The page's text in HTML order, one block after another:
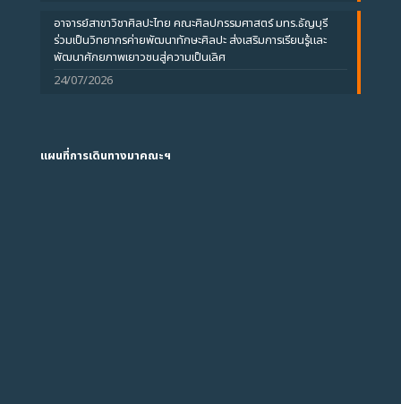
อาจารย์สาขาวิชาศิลปะไทย คณะศิลปกรรมศาสตร์ มทร.ธัญบุรี
ร่วมเป็นวิทยากรค่ายพัฒนาทักษะศิลปะ ส่งเสริมการเรียนรู้และ
พัฒนาศักยภาพเยาวชนสู่ความเป็นเลิศ
24/07/2026
แผนที่การเดินทางมาคณะฯ